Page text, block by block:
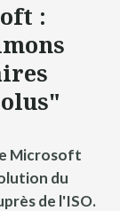
:
Microsoft
du
de l'ISO.